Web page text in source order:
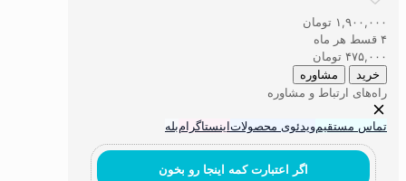
نما
طرح
نوین
فر
کد
28
عدد
۱,۹۰۰,۰۰۰ تومان
۴ قسط هر ماه
۴۷۵,۰۰۰ تومان
خرید مشاوره
راه‌های ارتباط و مشاوره
تماس مستقیمویدئوی محصولاتاینستاگرامبله
اگر اعتبارت کمه اینجا رو بخون